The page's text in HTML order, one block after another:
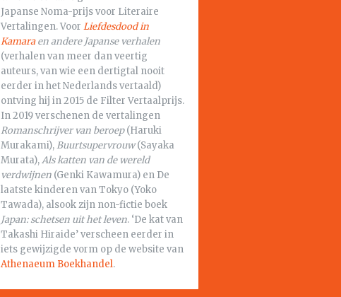
Japanse Noma-prijs voor Literaire
Vertalingen. Voor Liefdesdood in
Kamaraen andere Japanse verhalen
(verhalen van meer dan veertig
auteurs, van wie een dertigtal nooit
eerder in het Nederlands vertaald)
ontving hij in 2015 de Filter Vertaalprijs.
In 2019 verschenen de vertalingen
Romanschrijver van beroep(Haruki
Murakami),Buurtsupervrouw(Sayaka
Murata),Als katten van de wereld
verdwijnen (Genki Kawamura) en De
laatste kinderen van Tokyo (Yoko
Tawada), alsook zijn non-fictie boek
Japan: schetsen uit het leven. ‘De kat van
Takashi Hiraide’ verscheen eerder in
iets gewijzigde vorm op de website van
Athenaeum Boekhandel.